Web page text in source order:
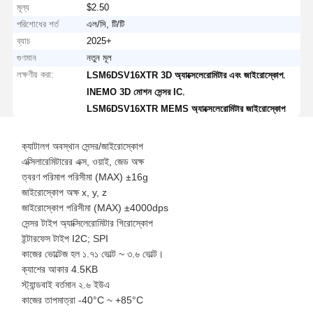
মূল্য
$2.50
পরিশোধের শর্ত
এল/সি, টি/টি
ব্যাচ
2025+
গুণমান
নতুন মূল
লক্ষণীয় করা:
LSM6DSV16XTR 3D অ্যাক্সেলেরোমিটার এবং জাইরোস্কোপ,
INEMO 3D মোশন সেন্সর IC
LSM6DSV16XTR MEMS অ্যাক্সেলেরোমিটার জাইরোস্কোপ
ক্যাটালগ অবস্থান সেন্সর/জাইরোস্কোপ
এক্সিলারেমিটারের এক্স, ওয়াই, জেড অক্ষ
ত্বরণ পরিমাপ পরিসীমা (MAX) ±16g
জাইরোস্কোপ অক্ষ x, y, z
জাইরোস্কোপ পরিসীমা (MAX) ±4000dps
সেন্সর টাইপ অ্যাক্সিলেরোমিটার গিরোস্কোপ
ইন্টারফেস টাইপ I2C; SPI
কাজের ভোল্টেজ হল ১.৭১ ভোল্ট ~ ৩.৬ ভোল্ট।
ক্যাশের আকার 4.5KB
স্ট্যান্ডবাই বর্তমান ২.৬ ইউএ
কাজের তাপমাত্রা -40°C ~ +85°C